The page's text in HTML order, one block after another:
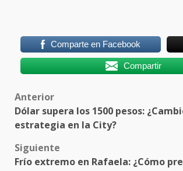
Comparte en Facebook
Compartir
Post
navigation
Anterior
Dólar supera los 1500 pesos:
estrategia en la City?
Siguiente
Frío extremo en Rafaela: ¿Cómo